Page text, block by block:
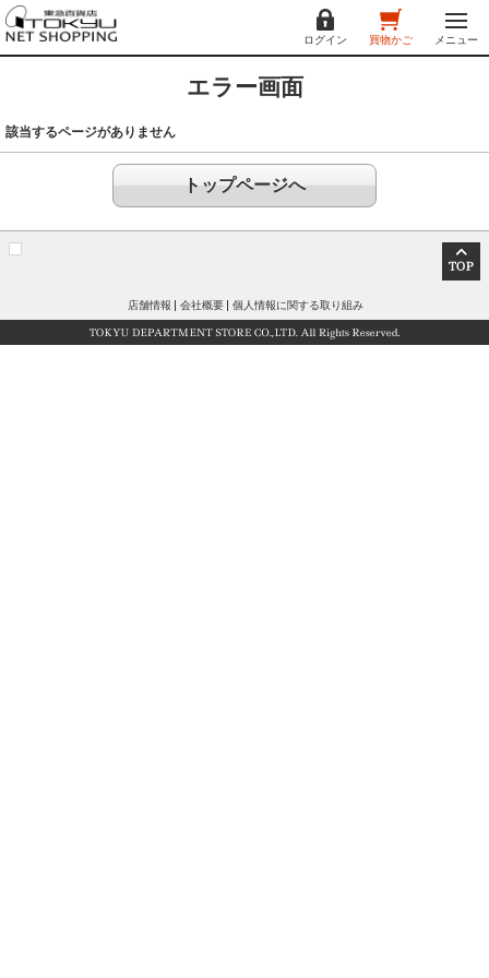
ログイン 買物かご メニュー
エラー画面
該当するページがありません
トップページへ
店舗情報 会社概要 個人情報に関する取り組み